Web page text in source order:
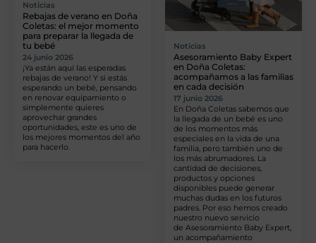
Noticias
Rebajas de verano en Doña
Coletas: el mejor momento
para preparar la llegada de
tu bebé
24 junio 2026
¡Ya están aquí las esperadas
rebajas de verano! Y si estás
esperando un bebé, pensando
en renovar equipamiento o
simplemente quieres
aprovechar grandes
oportunidades, este es uno de
los mejores momentos del año
para hacerlo.
Noticias
Asesoramiento Baby Expert
en Doña Coletas:
acompañamos a las familias
en cada decisión
17 junio 2026
En Doña Coletas sabemos que
la llegada de un bebé es uno
de los momentos más
especiales en la vida de una
familia, pero también uno de
los más abrumadores. La
cantidad de decisiones,
productos y opciones
disponibles puede generar
muchas dudas en los futuros
padres. Por eso hemos creado
nuestro nuevo servicio
de Asesoramiento Baby Expert,
un acompañamiento